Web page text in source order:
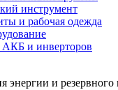
инструмент
и рабочая одежда
и инверторов
энергии и резервного